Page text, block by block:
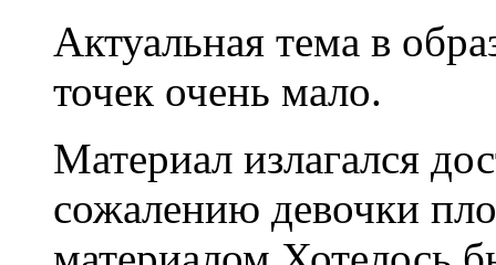
Актуальная тема в
точек очень мало.
Материал излагался
сожалению девочки